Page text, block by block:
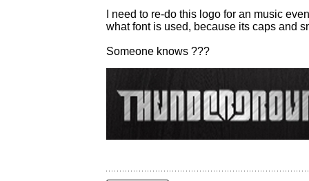
I need to re-do this logo for an music
what font is used, because its caps and
Someone knows ???